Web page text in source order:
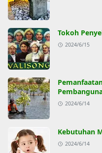
Tokoh
2024/6/15
2024/6/14
Kebutuhan
2024/6/14